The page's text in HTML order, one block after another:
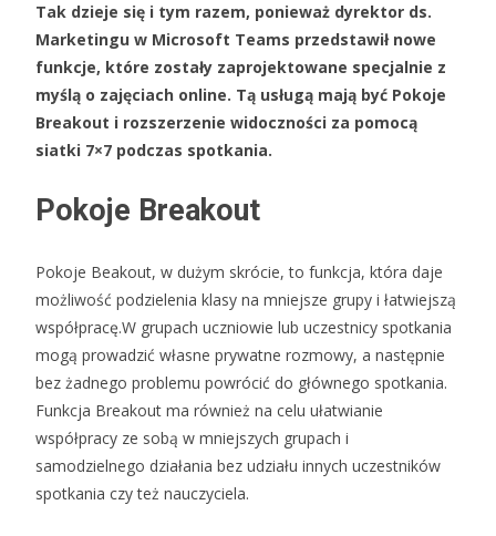
Tak dzieje się i tym razem, ponieważ dyrektor ds.
Marketingu w Microsoft Teams przedstawił nowe
funkcje, które zostały zaprojektowane specjalnie z
myślą o zajęciach online. Tą usługą mają być Pokoje
Breakout i rozszerzenie widoczności za pomocą
siatki 7×7 podczas spotkania.
Pokoje Breakout
Pokoje Beakout, w dużym skrócie, to funkcja, która daje
możliwość podzielenia klasy na mniejsze grupy i łatwiejszą
współpracę.W grupach uczniowie lub uczestnicy spotkania
mogą prowadzić własne prywatne rozmowy, a następnie
bez żadnego problemu powrócić do głównego spotkania.
Funkcja Breakout ma również na celu ułatwianie
współpracy ze sobą w mniejszych grupach i
samodzielnego działania bez udziału innych uczestników
spotkania czy też nauczyciela.